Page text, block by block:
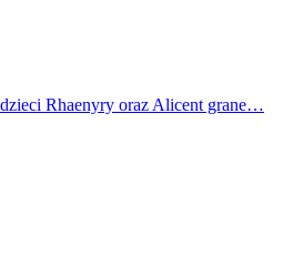
Rhaenyry oraz Alicent grane…